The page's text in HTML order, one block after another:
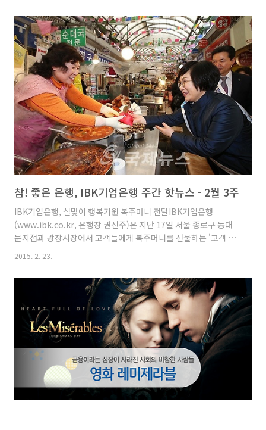
서 파나소닉 제품을 알리고 홍보하는 활동 아이디어를 모집하는 대
학생 공모전 입니다. 평소 전자기기나 대외활동에 관심이 많은 대학
생에게 추천합니다. 응모 자격 : 전국 4년제 대학교 학생(휴학생)
3~5인 팀 구성활동 내용 : 파나소닉 기업 및 제품 홍보활동 방안 접
수기간 : 2015.02.23~2015.03.22총 시상금 : 3천만원이하~1천만
원이상1등 시상금 : 1,000만원 ..
참! 좋은 은행, IBK기업은행 주간 핫뉴스 - 2월 3주
IBK기업은행, 설맞이 행복기원 복주머니 전달IBK기업은행
(www.ibk.co.kr, 은행장 권선주)은 지난 17일 서울 종로구 동대
문지점과 광장시장에서 고객들에게 복주머니를 선물하는 '고객 행
모의 설날 특별자금을 지원하고 있다. 기업당 지원규모는 최대 3억
원으로 신속한 자금지원을 위해 필요 운전자금 신정을 생략하고 할
인어음과 기업구매자금 등 결제성 대출의 경우 대출금리를 0.3%포
인트 범위 내에서 추가 감면키로 했다. 첫 복합점포 고객 반응 '어색
반·관심 반'…타 은행 움직임은?국내 최초로 은행과 증권 업무를
한 곳에서 보는 복합점포가 등장한 지 한 달 남짓, 고객들은..
2015. 2. 23.